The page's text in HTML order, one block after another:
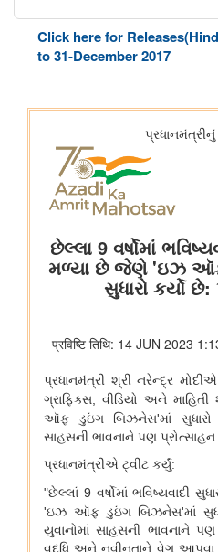
सहकारिता मंत्रालय
केन्द्रीय गृह एवं सहकारिता मंत्री श्री
भोपाल में 11 ब्रिक्स संस्कृति मंत्रियों
को अपनाया
भारतीय वायु सेना बैंड द्वारा स्वतंत्रता
संबोधित किया
इलेक्ट्रानिक्स एवं आईटी मंत्रालय
डिजिलॉकर ने एएईआरआई के साथ
भारतीय छात्रों के लिए दस्तावेज़
वित्‍त मंत्रालय
यूजर्स के लिए यूपीआई निःशुल्क
विधि एवं न्‍याय मंत्रालय
Click here for
to 31-December 2017